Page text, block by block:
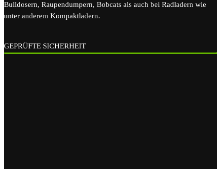
Bulldosern, Raupendumpern, Bobcats als auch bei Radladern wie
unter anderem Kompaktladern.
GEPRÜFTE SICHERHEIT